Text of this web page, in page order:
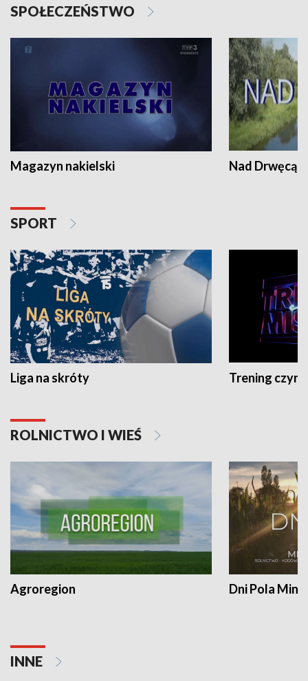
SPOŁECZEŃSTWO
Magazyn nakielski Nad Drwęcą
SPORT
Liga na skróty Trening czyni
ROLNICTWO I WIEŚ
Agroregion Dni Pola
INNE